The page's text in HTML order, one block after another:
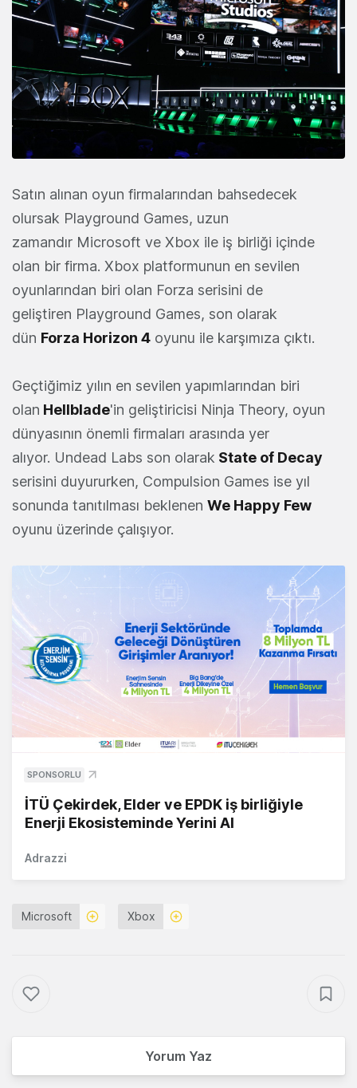
Satın alınan oyun firmalarından bahsedecek
olursak Playground Games, uzun
zamandır Microsoft ve Xbox ile iş birliği içinde
olan bir firma. Xbox platformunun en sevilen
oyunlarından biri olan Forza serisini de
geliştiren Playground Games, son olarak
dün Forza Horizon 4 oyunu ile karşımıza çıktı.
Geçtiğimiz yılın en sevilen yapımlarından biri
olan Hellblade'in geliştiricisi Ninja Theory, oyun
dünyasının önemli firmaları arasında yer
alıyor. Undead Labs son olarak State of Decay
serisini duyururken, Compulsion Games ise yıl
sonunda tanıtılması beklenen We Happy Few
oyunu üzerinde çalışıyor.
SPONSORLU
İTÜ Çekirdek, Elder ve EPDK iş birliğiyle
Enerji Ekosisteminde Yerini Al
Adrazzi
Microsoft Xbox
Yorum Yaz